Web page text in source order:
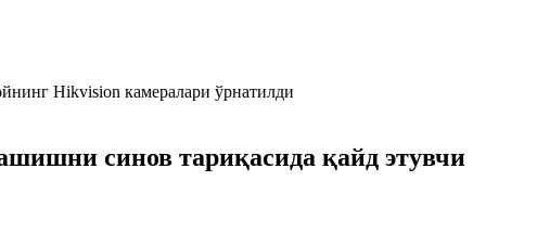
синов тариқасида қайд этувчи